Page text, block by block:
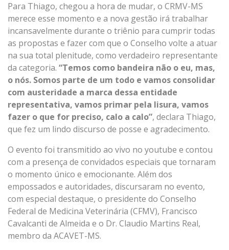
Para Thiago, chegou a hora de mudar, o CRMV-MS
merece esse momento e a nova gestão irá trabalhar
incansavelmente durante o triênio para cumprir todas
as propostas e fazer com que o Conselho volte a atuar
na sua total plenitude, como verdadeiro representante
da categoria. “Temos como bandeira não o eu, mas,
o nós. Somos parte de um todo e vamos consolidar
com austeridade a marca dessa entidade
representativa, vamos primar pela lisura, vamos
fazer o que for preciso, calo a calo”, declara Thiago,
que fez um lindo discurso de posse e agradecimento.
O evento foi transmitido ao vivo no youtube e contou
com a presença de convidados especiais que tornaram
o momento único e emocionante. Além dos
empossados e autoridades, discursaram no evento,
com especial destaque, o presidente do Conselho
Federal de Medicina Veterinária (CFMV), Francisco
Cavalcanti de Almeida e o Dr. Claudio Martins Real,
membro da ACAVET-MS.